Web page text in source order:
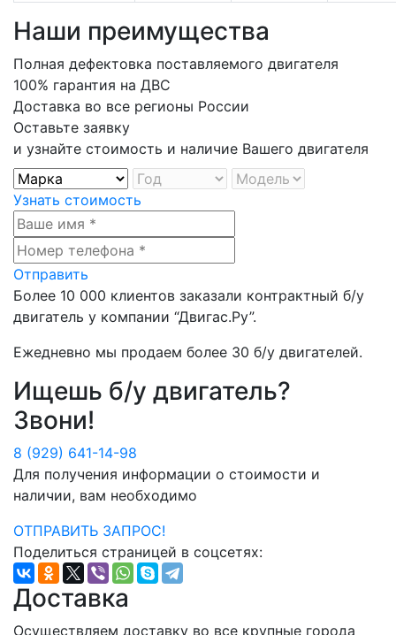
Наши преимущества
Полная дефектовка поставляемого двигателя
100% гарантия на ДВС
Доставка во все регионы России
Оставьте заявку
и узнайте стоимость и наличие Вашего двигателя
Узнать стоимость
Отправить
Более 10 000 клиентов заказали контрактный б/у
двигатель у компании “Двигас.Ру”.
Ежедневно мы продаем более 30 б/у двигателей.
Ищешь б/у двигатель?
Звони!
8 (929) 641-14-98
Для получения информации о стоимости и
наличии, вам необходимо
ОТПРАВИТЬ ЗАПРОС!
Поделиться страницей в соцсетях:
Доставка
Осуществляем доставку во все крупные города